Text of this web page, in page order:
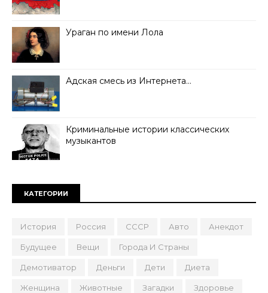
Ураган по имени Лола
Адская смесь из Интернета…
Криминальные истории классических
музыкантов
КАТЕГОРИИ
История Россия СССР Авто Анекдот
Будущее Вещи Города И Страны
Демотиватор Деньги Дети Диета
Женщина Животные Загадки Здоровье